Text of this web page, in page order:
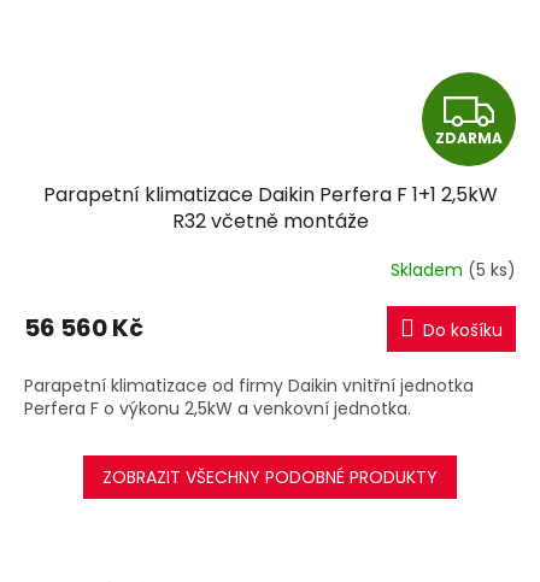
Z
D
A
R
M
A
ZDARMA
Parapetní klimatizace Daikin Perfera F 1+1 2,5kW
R32 včetně montáže
Skladem (5 ks)
56 560 Kč Do košíku
Parapetní klimatizace od firmy Daikin vnitřní jednotka
Perfera F o výkonu 2,5kW a venkovní jednotka.
ZOBRAZIT VŠECHNY PODOBNÉ PRODUKTY